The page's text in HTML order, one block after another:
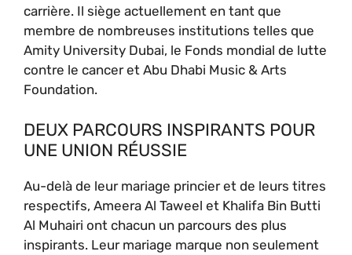
carrière. Il siège actuellement en tant que
membre de nombreuses institutions telles que
Amity University Dubai, le Fonds mondial de lutte
contre le cancer et Abu Dhabi Music & Arts
Foundation.
DEUX PARCOURS INSPIRANTS POUR
UNE UNION RÉUSSIE
Au-delà de leur mariage princier et de leurs titres
respectifs, Ameera Al Taweel et Khalifa Bin Butti
Al Muhairi ont chacun un parcours des plus
inspirants. Leur mariage marque non seulement